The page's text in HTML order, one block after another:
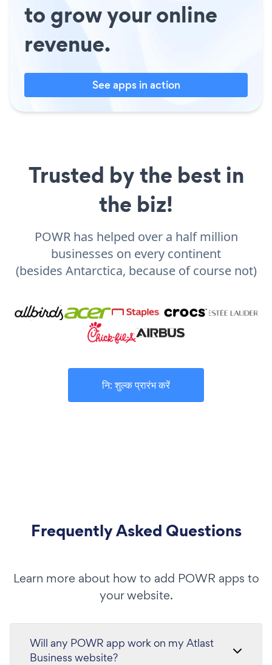
to grow your online
revenue.
See apps in action
Trusted by the best in
the biz!
POWR has helped over a half million
businesses on every continent
(besides Antarctica, because of course not)
नि: शुल्क प्रारंभ करें
Frequently Asked Questions
Learn more about how to add POWR apps to
your website.
Will any POWR app work on my Atlast
Business website?